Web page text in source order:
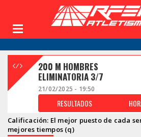
200 M HOMBRES
ELIMINATORIA 3/7
21/02/2025 - 19:50
RESULTADOS
Calificación: El mejor puesto de cada
mejores tiempos (q)